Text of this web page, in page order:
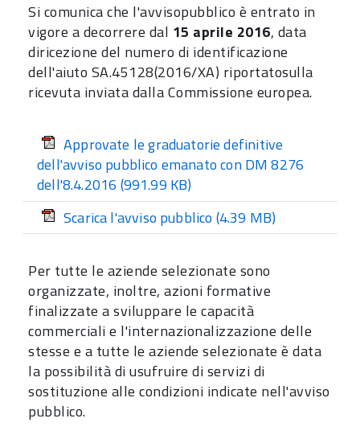
Si comunica che l'avvisopubblico è entrato in
vigore a decorrere dal 15 aprile 2016, data
diricezione del numero di identificazione
dell'aiuto SA.45128(2016/XA) riportatosulla
ricevuta inviata dalla Commissione europea.
Approvate le graduatorie definitive
dell'avviso pubblico emanato con DM 8276
dell'8.4.2016 (991.99 KB)
Scarica l'avviso pubblico (4.39 MB)
Per tutte le aziende selezionate sono
organizzate, inoltre, azioni formative
finalizzate a sviluppare le capacità
commerciali e l'internazionalizzazione delle
stesse e a tutte le aziende selezionate è data
la possibilità di usufruire di servizi di
sostituzione alle condizioni indicate nell'avviso
pubblico.